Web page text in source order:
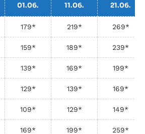
01.06. 11.06. 21.06.
179* 219* 269*
159* 189* 239*
139* 169* 199*
129* 139* 169*
109* 129* 149*
169* 199* 259*